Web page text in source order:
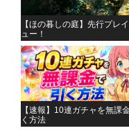
【ほの暮しの庭】先行プレ
ュー！
【速報】10連ガチャを無課金
く方法